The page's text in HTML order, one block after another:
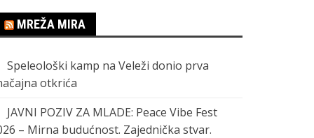
MREŽA MIRA
Speleološki kamp na Veleži donio prva
otkrića
JAVNI POZIV ZA MLADE: Peace Vibe Fest
– Mirna budućnost. Zajednička stvar.